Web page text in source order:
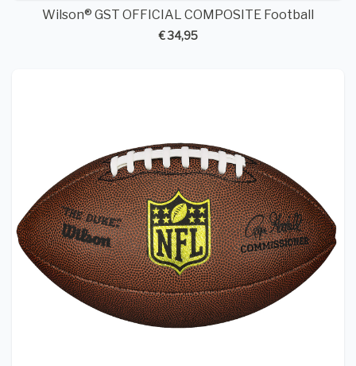
Wilson® GST OFFICIAL COMPOSITE Football
€ 34,95